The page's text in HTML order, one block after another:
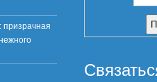
призрачная